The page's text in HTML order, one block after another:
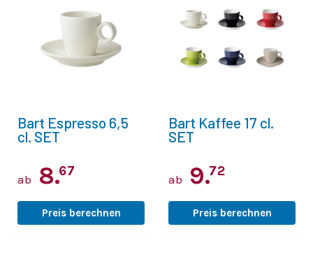
Bart Espresso 6,5
cl. SET
ab 8.67
Preis berechnen
Bart Kaffee 17 cl.
SET
ab 9.72
Preis berechnen